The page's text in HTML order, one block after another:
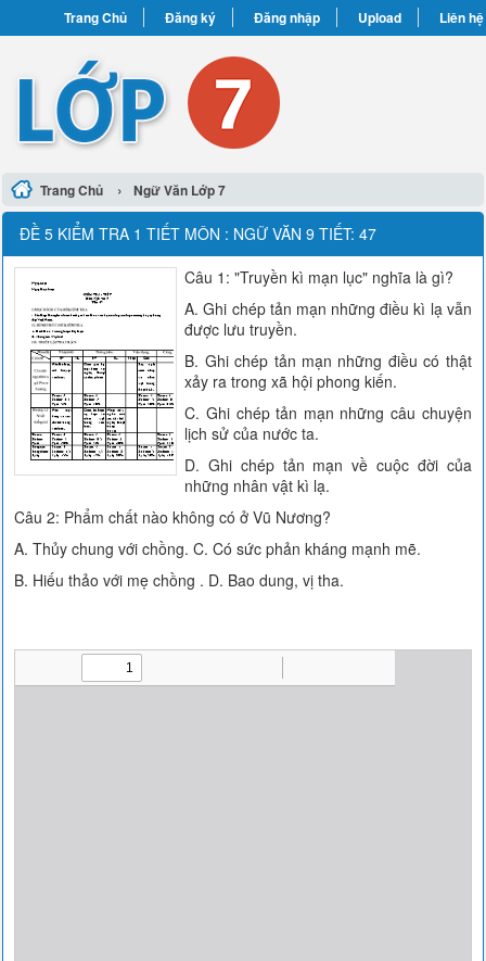
Trang Chủ Đăng ký Đăng nhập Upload Liên hệ
Trang Chủ › Ngữ Văn Lớp 7
ĐỀ 5 KIỂM TRA 1 TIẾT MÔN : NGỮ VĂN 9 TIẾT: 47
Câu 1: "Truyền kì mạn lục" nghĩa là gì?
A. Ghi chép tản mạn những điều kì lạ vẫn
được lưu truyền.
B. Ghi chép tản mạn những điều có thật
xảy ra trong xã hội phong kiến.
C. Ghi chép tản mạn những câu chuyện
lịch sử của nước ta.
D. Ghi chép tản mạn về cuộc đời của
những nhân vật kì lạ.
Câu 2: Phẩm chất nào không có ở Vũ Nương?
A. Thủy chung với chồng. C. Có sức phản kháng mạnh mẽ.
B. Hiếu thảo với mẹ chồng . D. Bao dung, vị tha.